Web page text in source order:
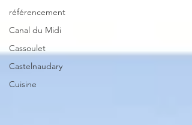
référencement
Canal du Midi
Cassoulet
Castelnaudary
Cuisine